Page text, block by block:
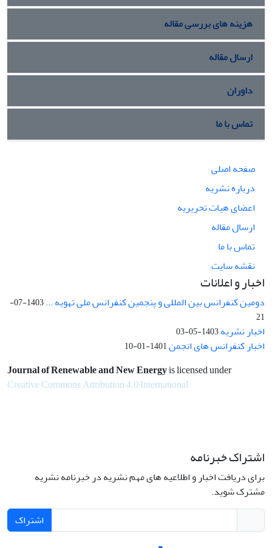
هزینه های بررسی مقاله
ارسال مقاله
داوران
تماس با ما
صفحه اصلی
درباره نشریه
اعضای هیات تحریریه
ارسال مقاله
تماس با ما
نقشه سایت
اخبار و اعلانات
دومین کنفرانس بین المللی و پنجمین کنفرانس ملی تهویه ...
1403-07-
21
اخبار نشریه1403-05-03
اخبار کنفرانس های انجمن1401-01-10
Journal of Renewable and New Energyis licensed under
Creative Commons Attribution 4.0 International
اشتراک خبرنامه
برای دریافت اخبار و اطلاعیه های مهم نشریه در خبرنامه نشریه
مشترک شوید.
اشتراک